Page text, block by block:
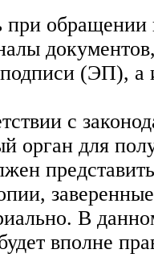
при обращении
(ЭП), а
с
орган для
В
вполне